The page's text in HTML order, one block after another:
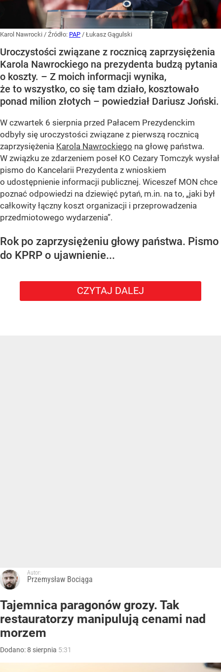
Karol Nawrocki / Źródło: PAP / Łukasz Gągulski
Uroczystości związane z rocznicą zaprzysiężenia
Karola Nawrockiego na prezydenta budzą pytania
o koszty. – Z moich informacji wynika,
że to wszystko, co się tam działo, kosztowało
ponad milion złotych – powiedział Dariusz Joński.
W czwartek 6 sierpnia przed Pałacem Prezydenckim
odbyły się uroczystości związane z pierwszą rocznicą
zaprzysiężenia Karola Nawrockiego na głowę państwa.
W związku ze zdarzeniem poseł KO Cezary Tomczyk wysłał
pismo do Kancelarii Prezydenta z wnioskiem
o udostępnienie informacji publicznej. Wiceszef MON chce
poznać odpowiedzi na dziewięć pytań, m.in. na to, „jaki był
całkowity łączny koszt organizacji i przeprowadzenia
przedmiotowego wydarzenia”.
Rok po zaprzysiężeniu głowy państwa. Pismo
do KPRP o ujawnienie...
CZYTAJ DALEJ
Autor:
Przemysław Bociąga
Tajemnica paragonów grozy. Tak
restauratorzy manipulują cenami nad
morzem
Dodano:8 sierpnia 5:31